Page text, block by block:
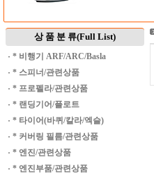
상 품 분 류(Full List)
· * 비행기 ARF/ARC/Basla
· * 스피너/관련상품
· * 프로펠라/관련상품
· * 랜딩기어/플로트
· * 타이어(바퀴/칼라/엑슬)
· * 커버링 필름/관련상품
· * 엔진/관련상품
· * 엔진부품/관련상품